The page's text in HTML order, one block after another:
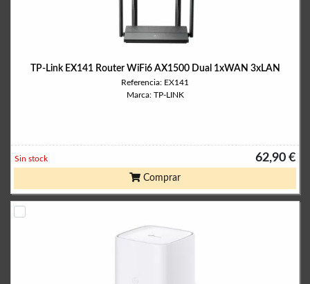
TP-Link EX141 Router WiFi6 AX1500 Dual 1xWAN 3xLAN
Referencia: EX141
Marca: TP-LINK
62,90 €
Sin stock
Comprar